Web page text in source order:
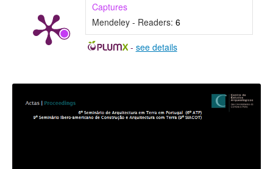
Captures
Mendeley - Readers: 6
- see details